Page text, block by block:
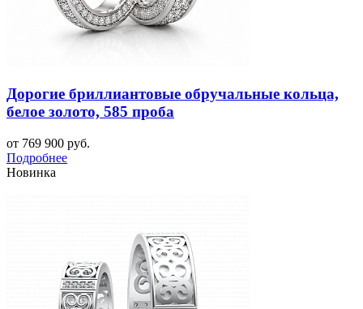
Дорогие бриллиантовые обручальные кольца,
белое золото, 585 проба
от 769 900 руб.
Подробнее
Новинка